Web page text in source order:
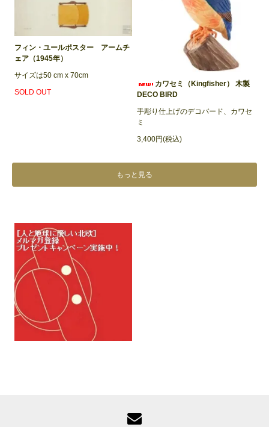
フィン・ユールポスター アームチ
ェア（1945年）
サイズは50 cm x 70cm
SOLD OUT
カワセミ（Kingfisher） 木製
DECO BIRD
手彫り仕上げのデコバード、カワセ
ミ
3,400円(税込)
もっと見る